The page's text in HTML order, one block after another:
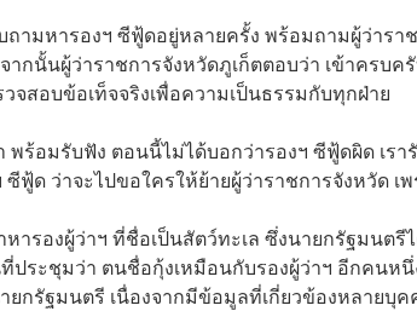
ามหารองฯ ซีฟู้ดอยู่หลายครั้ง พร้อมถามผู้ว่ารา
ากนั้นผู้ว่าราชการจังหวัดภูเก็ตตอบว่า เข้าครบ
จสอบข้อเท็จจริงเพื่อความเป็นธรรมกับทุกฝ่าย
พร้อมรับฟัง ตอนนี้ไม่ได้บอกว่ารองฯ ซีฟู้ดผิด เรา
ซีฟู้ด ว่าจะไปขอใครให้ย้ายผู้ว่าราชการจังหวัด
ารองผู้ว่าฯ ที่ชื่อเป็นสัตว์ทะเล ซึ่งนายกรัฐมนตรี
ที่ประชุมว่า ตนชื่อกุ้งเหมือนกับรองผู้ว่าฯ อีกคน
ยกรัฐมนตรี เนื่องจากมีข้อมูลที่เกี่ยวข้องหลายบุค